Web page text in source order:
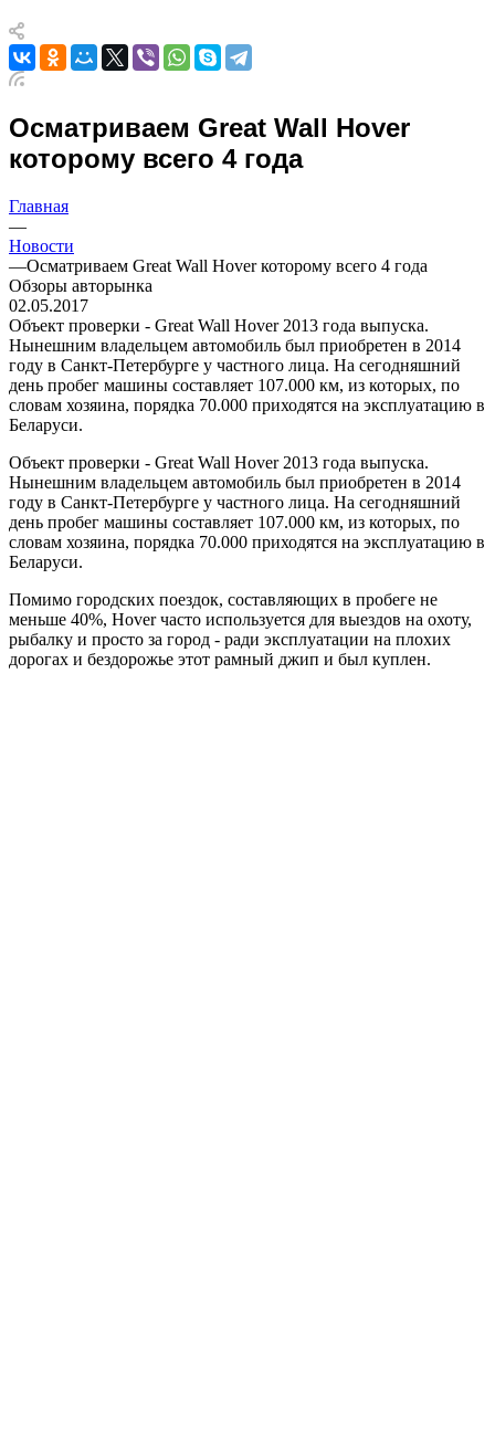
Осматриваем Great Wall Hover
которому всего 4 года
Главная
—
Новости
—Осматриваем Great Wall Hover которому всего 4 года
Обзоры авторынка
02.05.2017
Объект проверки - Great Wall Hover 2013 года выпуска.
Нынешним владельцем автомобиль был приобретен в 2014
году в Санкт-Петербурге у частного лица. На сегодняшний
день пробег машины составляет 107.000 км, из которых, по
словам хозяина, порядка 70.000 приходятся на эксплуатацию в
Беларуси.
Объект проверки - Great Wall Hover 2013 года выпуска.
Нынешним владельцем автомобиль был приобретен в 2014
году в Санкт-Петербурге у частного лица. На сегодняшний
день пробег машины составляет 107.000 км, из которых, по
словам хозяина, порядка 70.000 приходятся на эксплуатацию в
Беларуси.
Помимо городских поездок, составляющих в пробеге не
меньше 40%, Hover часто используется для выездов на охоту,
рыбалку и просто за город - ради эксплуатации на плохих
дорогах и бездорожье этот рамный джип и был куплен.